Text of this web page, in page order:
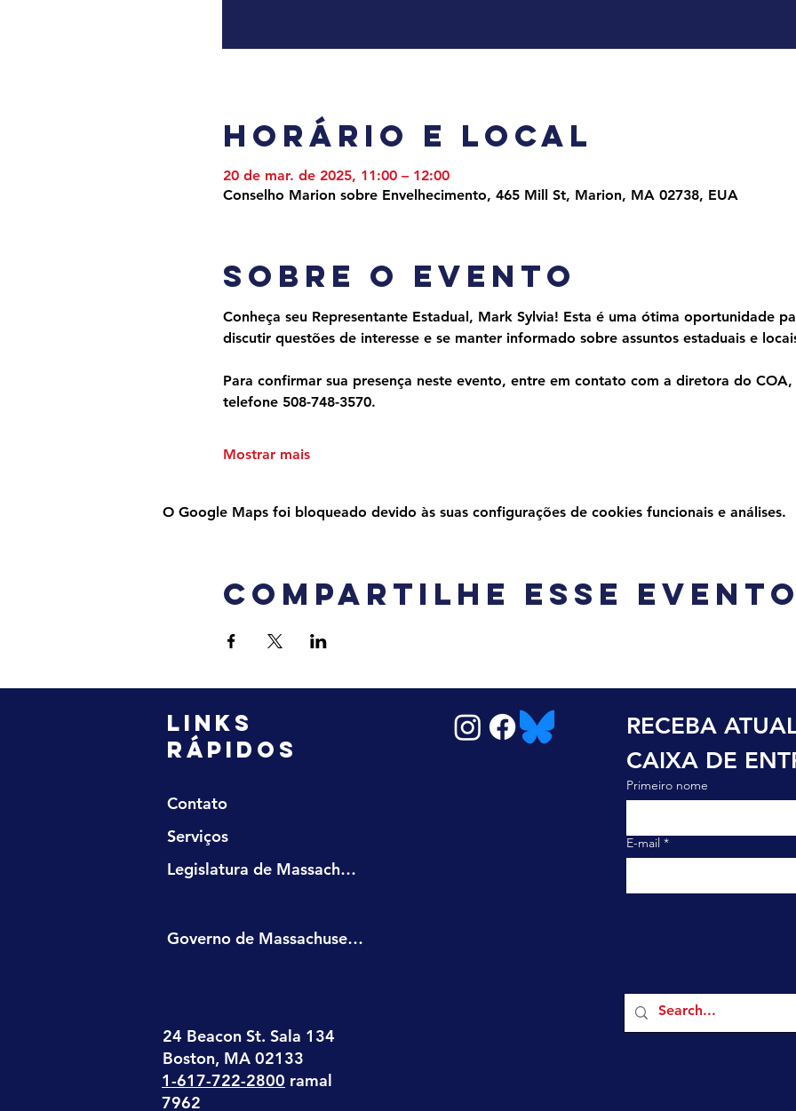
Horário e local
20 de mar. de 2025, 11:00 – 12:00
Conselho Marion sobre Envelhecimento, 465 Mill St, Marion, MA 02738, EUA
Sobre o evento
Conheça seu Representante Estadual, Mark Sylvia! Esta é uma ótima oportunidade
discutir questões de interesse e se manter informado sobre assuntos estaduais e
Para confirmar sua presença neste evento, entre em contato com a diretora do
telefone 508-748-3570.
Mostrar mais
O Google Maps foi bloqueado devido às suas configurações de cookies funcionais e análises.
Compartilhe esse
LINKS
RÁPIDOS
Contato
Serviços
Legislatura de Massachusetts
Governo de Massachusetts
RECEBA
CAIXA DE
Primeiro nome
E-mail *
24 Beacon St. Sala 134
Boston, MA 02133
1-617-722-2800 ramal
7962